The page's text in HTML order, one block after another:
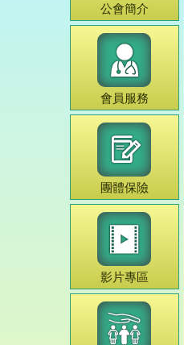
公會簡介
會員服務
團體保險
影片專區